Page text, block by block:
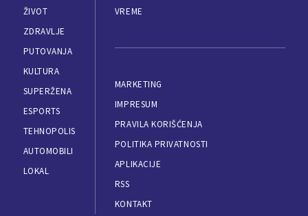
ŽIVOT
ZDRAVLJE
PUTOVANJA
KULTURA
SUPERŽENA
ESPORTS
TEHNOPOLIS
AUTOMOBILI
LOKAL
VREME
MARKETING
IMPRESUM
PRAVILA KORIŠĆENJA
POLITIKA PRIVATNOSTI
APLIKACIJE
RSS
KONTAKT